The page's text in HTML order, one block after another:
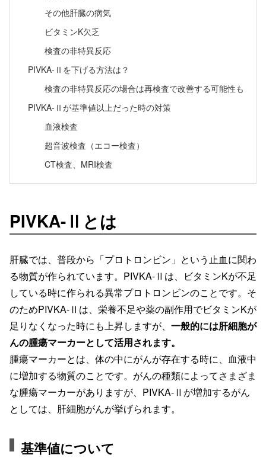
その他肝臓の病気
ビタミンK欠乏
検査の非特異反応
PIVKA-Ⅱを下げる方法は？
検査の非特異反応の場合は再検査で改善する可能性も
PIVKA-Ⅱが基準値以上だった時の対策
血液検査
超音波検査（エコー検査）
CT検査、MRI検査
PIVKA-Ⅱとは
肝臓では、普段から「プロトロンビン」という止血に関わ
る物質が作られています。PIVKA-Ⅱは、ビタミンKが不足
している時に作られる異常プロトロンビンのことです。そ
のためPIVKA-Ⅱは、栄養不足や薬の副作用でビタミンKが
足りなくなった時にも上昇しますが、 一般的には肝細胞が
んの腫瘍マーカーとして活用されます。
腫瘍マーカーとは、体の中にがんが存在する時に、血液中
に増加する物質のことです。がんの種類によってさまざま
な腫瘍マーカーがありますが、PIVKA-Ⅱが増加するがん
としては、肝細胞がんが挙げられます。
基準値について